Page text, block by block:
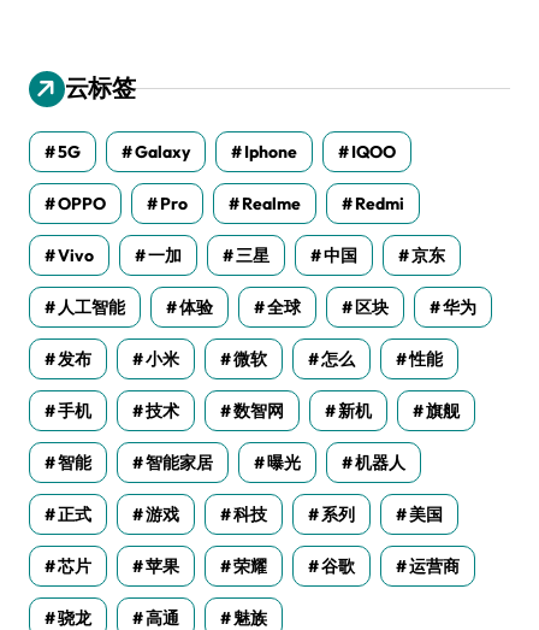
云标签
5G Galaxy Iphone IQOO
OPPO Pro Realme Redmi
Vivo 一加 三星 中国 京东
人工智能 体验 全球 区块 华为
发布 小米 微软 怎么 性能
手机 技术 数智网 新机 旗舰
智能 智能家居 曝光 机器人
正式 游戏 科技 系列 美国
芯片 苹果 荣耀 谷歌 运营商
骁龙 高通 魅族